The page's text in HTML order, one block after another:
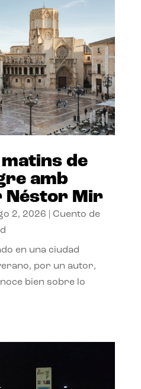
de
amb
Néstor Mir
2, 2026
Cuento de
en una ciudad
por un autor,
bien sobre lo